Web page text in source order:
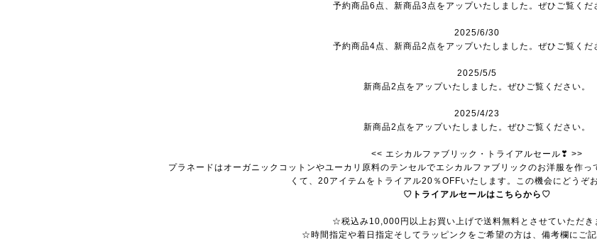
予約商品6点、新商品3点をアップいたしました。ぜひご覧くだ
2025/6/30
予約商品4点、新商品2点をアップいたしました。ぜひご覧くだ
2025/5/5
新商品2点をアップいたしました。ぜひご覧ください。
2025/4/23
新商品2点をアップいたしました。ぜひご覧ください。
<< エシカルファブリック・トライアルセール❣ >>
プラネードはオーガニックコットンやユーカリ原料のテンセルでエシカルファブリックのお洋服を作
くて、20アイテムをトライアル20％OFFいたします。この機会にどうぞ
♡トライアルセールはこちらから♡
☆税込み10,000円以上お買い上げで送料無料とさせていただき
☆時間指定や着日指定そしてラッピンクをご希望の方は、備考欄にご記